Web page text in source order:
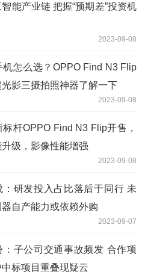
能产业链 把握“预期差”投资机
2023-09-08
机怎么选？OPPO Find N3 Flip
影三摄拍照神器了解一下
2023-09-08
杆OPPO Find N3 Flip开售，
级，影像性能增强
2023-09-08
：研发投入占比落后于同行 未
自产能力或依赖外购
2023-09-07
：子公司交通事故频发 合作项
中标项目重叠现疑云